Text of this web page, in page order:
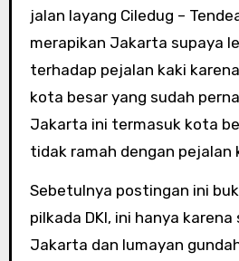
jalan layang Ciledug –
merapikan Jakarta supaya
terhadap pejalan kaki
kota besar yang sudah
Jakarta ini termasuk kota
tidak ramah dengan pejalan
Sebetulnya postingan ini
pilkada DKI, ini hanya
Jakarta dan lumayan